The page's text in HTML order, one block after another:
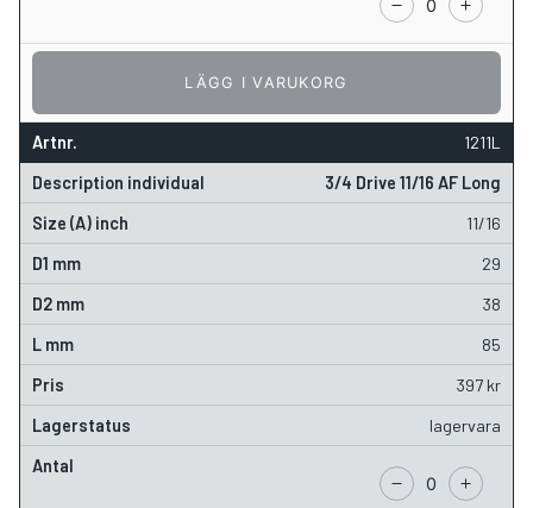
LÄGG I VARUKORG
1211L
3/4 Drive 11/16 AF Long
11/16
29
38
85
397 kr
lagervara